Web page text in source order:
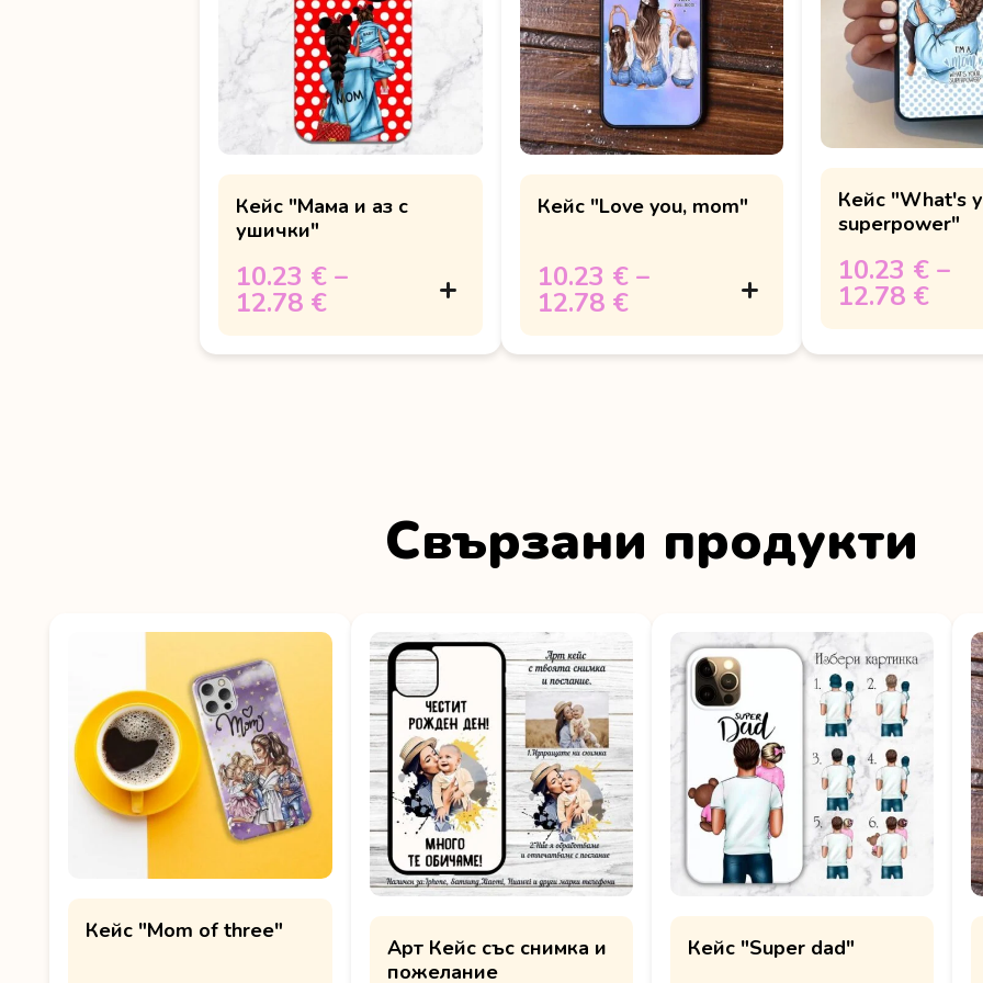
Кейс "Мама и аз с
ушички"
10.23 € –
12.78 €
Кейс "Love you, mom"
10.23 € –
12.78 €
Кейс "What's
superpower"
10.23 € –
12.78 €
Свързани продукти
Кейс "Mom of three"
Арт Кейс със снимка и
пожелание
Кейс "Super dad"